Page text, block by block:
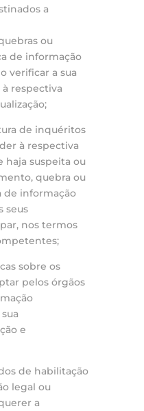
a
ou
de informação
verificar a sua
respectiva
de inquéritos
à respectiva
haja suspeita ou
quebra ou
de informação
seus
nos termos
sobre os
pelos órgãos
e
de habilitação
legal ou
a